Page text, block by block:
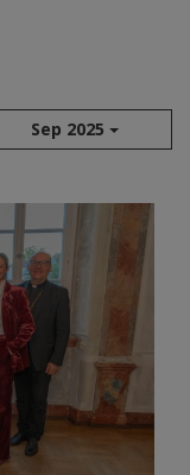
Sep 2025
Aug 2026
Jul 2026
Jun 2026
Mai 2026
Apr 2026
Mär 2026
Feb 2026
Jan 2026
Dez 2025